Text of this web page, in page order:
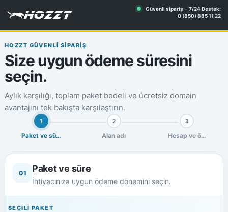
Güvenli sipariş · 7/24 Destek:
0 (850) 885 11 22
HOZZT GÜVENLİ SİPARİŞ
Size uygun ödeme süresini
seçin.
Aylık karşılığı, toplam paket bedeli ve ücretsiz domain
avantajını tek bakışta karşılaştırın.
1
Paket ve süre
2
Alan adı
3
Hesap ve ödeme
01 Paket ve süre
İhtiyacınıza uygun ödeme dönemini seçin.
SEÇİLİ PAKET